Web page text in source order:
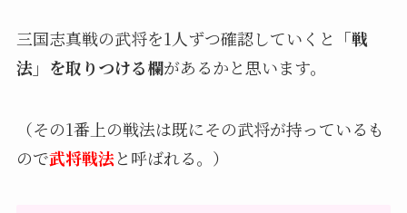
三国志真戦の武将を1人ずつ確認していくと 「戦
法」を取りつける欄があるかと思います。
（その1番上の戦法は既にその武将が持っているも
ので武将戦法と呼ばれる。）